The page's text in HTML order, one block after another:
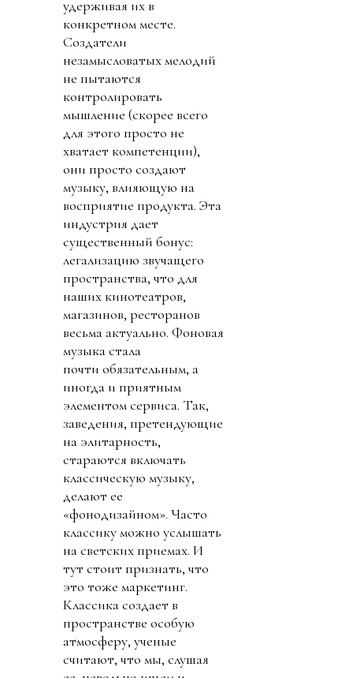
удерживая их в
конкретном месте.
Создатели
незамысловатых мелодий
не пытаются
контролировать
мышление (скорее всего
для этого просто не
хватает компетенции),
они просто создают
музыку, влияющую на
восприятие продукта. Эта
индустрия дает
существенный бонус:
легализацию звучащего
пространства, что для
наших кинотеатров,
магазинов, ресторанов
весьма актуально. Фоновая
музыка стала
почти обязательным, а
иногда и приятным
элементом сервиса. Так,
заведения, претендующие
на элитарность,
стараются включать
классическую музыку,
делают ее
«фонодизайном». Часто
классику можно услышать
на светских приемах. И
тут стоит признать, что
это тоже маркетинг.
Классика создает в
пространстве особую
атмосферу, ученые
считают, что мы, слушая